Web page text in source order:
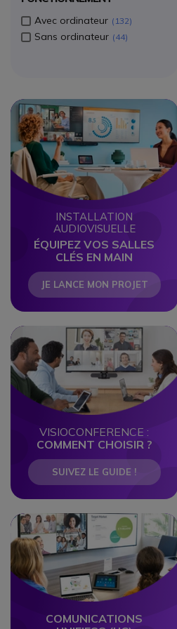
Avec ordinateur 132
Sans ordinateur 44
Circle
Circle
INSTALLATION
AUDIOVISUELLE
ÉQUIPEZ VOS SALLES
CLÉS EN MAIN
JE LANCE MON PROJET
Circle
Circle
VISIOCONFERENCE :
COMMENT CHOISIR ?
SUIVEZ LE GUIDE !
Circle
Circle
COMUNICATIONS